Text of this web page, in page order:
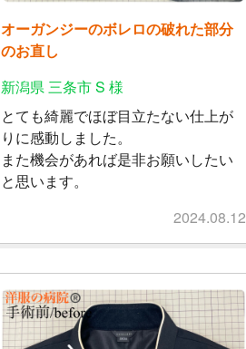
オーガンジーのボレロの破れた部分
のお直し
新潟県 三条市 S 様
とても綺麗でほぼ目立たない仕上が
りに感動しました。
また機会があれば是非お願いしたい
と思います。
2024.08.12